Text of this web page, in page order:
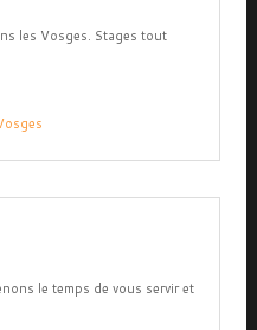
les Vosges. Stages tout
le temps de vous servir et